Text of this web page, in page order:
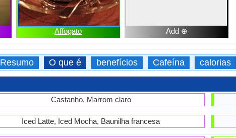
Affogato Add ⊕
Resumo O que é benefícios Cafeína calorias
Castanho, Marrom claro
Iced Latte, Iced Mocha, Baunilha francesa